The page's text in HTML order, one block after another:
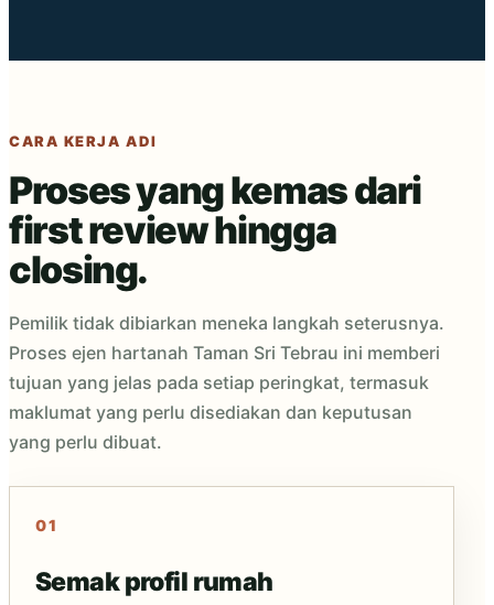
CARA KERJA ADI
Proses yang kemas dari
first review hingga
closing.
Pemilik tidak dibiarkan meneka langkah seterusnya.
Proses ejen hartanah Taman Sri Tebrau ini memberi
tujuan yang jelas pada setiap peringkat, termasuk
maklumat yang perlu disediakan dan keputusan
yang perlu dibuat.
Semak profil rumah